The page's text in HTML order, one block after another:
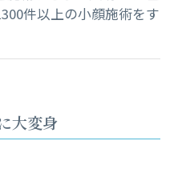
件以上の小顔施術をす
大変身